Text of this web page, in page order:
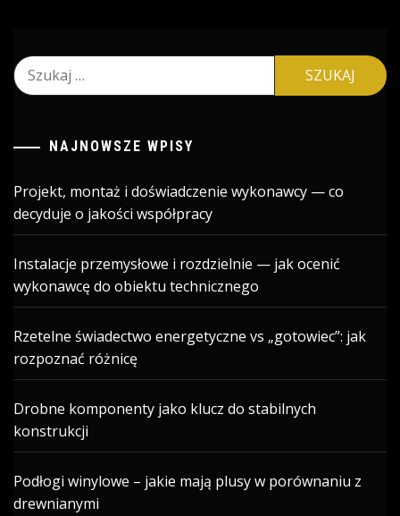
Szukaj:
NAJNOWSZE WPISY
Projekt, montaż i doświadczenie wykonawcy — co
decyduje o jakości współpracy
Instalacje przemysłowe i rozdzielnie — jak ocenić
wykonawcę do obiektu technicznego
Rzetelne świadectwo energetyczne vs „gotowiec”: jak
rozpoznać różnicę
Drobne komponenty jako klucz do stabilnych
konstrukcji
Podłogi winylowe – jakie mają plusy w porównaniu z
drewnianymi